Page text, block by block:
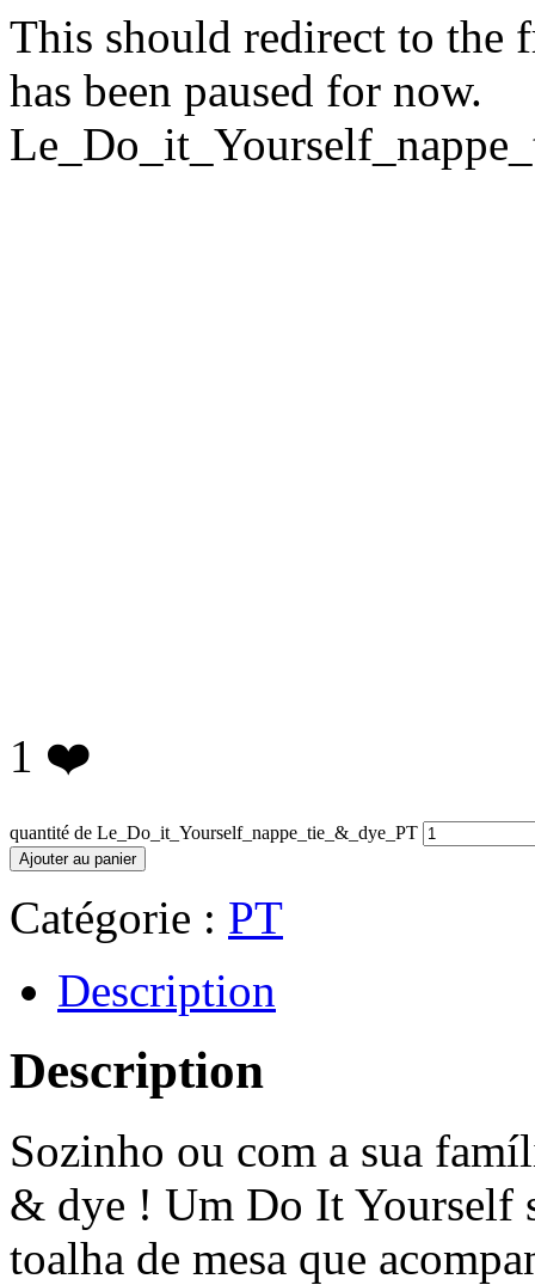
This should redirect to the
has been paused for now.
1 ❤️
quantité de Le_Do_it_Yourself_nappe_tie_&_dye_PT
Ajouter au panier
Catégorie : PT
Description
Description
Sozinho ou com a sua
& dye ! Um Do It Yourself
toalha de mesa que